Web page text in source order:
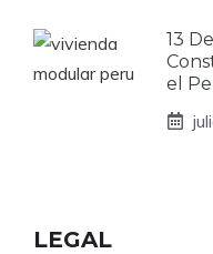
13
el
LEGAL